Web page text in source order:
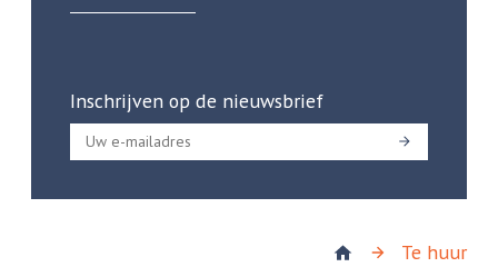
Inschrijven op de nieuwsbrief
Te huur